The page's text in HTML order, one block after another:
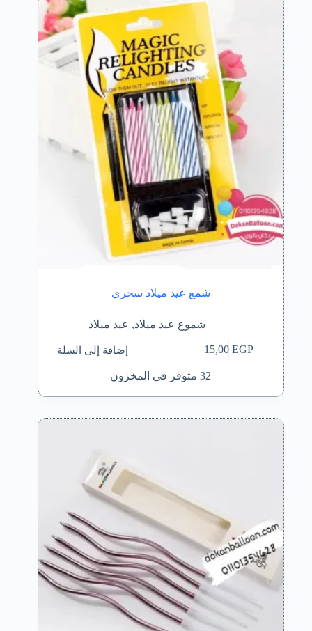
شمع عيد ميلاد سحري
شموع عيد ميلاد, عيد ميلاد
15,00EGP إضافة إلى السلة
32 متوفر في المخزون